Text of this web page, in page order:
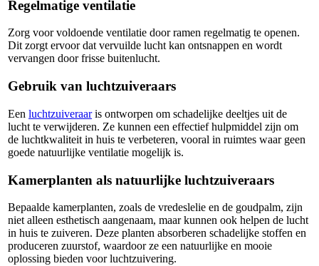
Regelmatige ventilatie
Zorg voor voldoende ventilatie door ramen regelmatig te openen.
Dit zorgt ervoor dat vervuilde lucht kan ontsnappen en wordt
vervangen door frisse buitenlucht.
Gebruik van luchtzuiveraars
Een luchtzuiveraaris ontworpen om schadelijke deeltjes uit de
lucht te verwijderen. Ze kunnen een effectief hulpmiddel zijn om
de luchtkwaliteit in huis te verbeteren, vooral in ruimtes waar geen
goede natuurlijke ventilatie mogelijk is.
Kamerplanten als natuurlijke luchtzuiveraars
Bepaalde kamerplanten, zoals de vredeslelie en de goudpalm, zijn
niet alleen esthetisch aangenaam, maar kunnen ook helpen de lucht
in huis te zuiveren. Deze planten absorberen schadelijke stoffen en
produceren zuurstof, waardoor ze een natuurlijke en mooie
oplossing bieden voor luchtzuivering.